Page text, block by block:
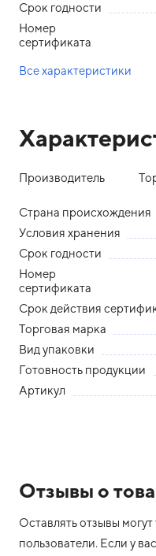
Срок годности
Номер
сертификата
Все характеристики
Производитель
Страна происхождения
Условия хранения
Срок годности
Номер
сертификата
Срок действия
Торговая марка
Вид упаковки
Готовность продукции
Артикул
Отзывы о
Оставлять отзывы
пользователи. Если у